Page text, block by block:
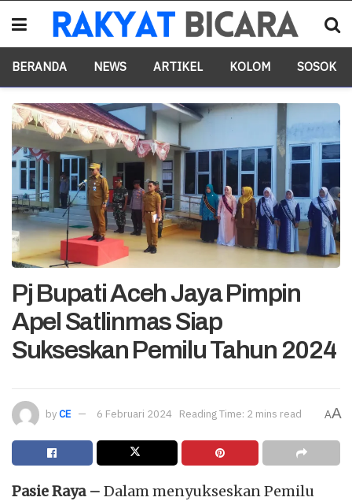
BERANDA NEWS ARTIKEL KOLOM SOSOK
Pj Bupati Aceh Jaya Pimpin
Apel Satlinmas Siap
Sukseskan Pemilu Tahun 2024
byCE 6 Februari 2024 Reading Time: 2 mins read AA
Pasie Raya – Dalam menyukseskan Pemilu